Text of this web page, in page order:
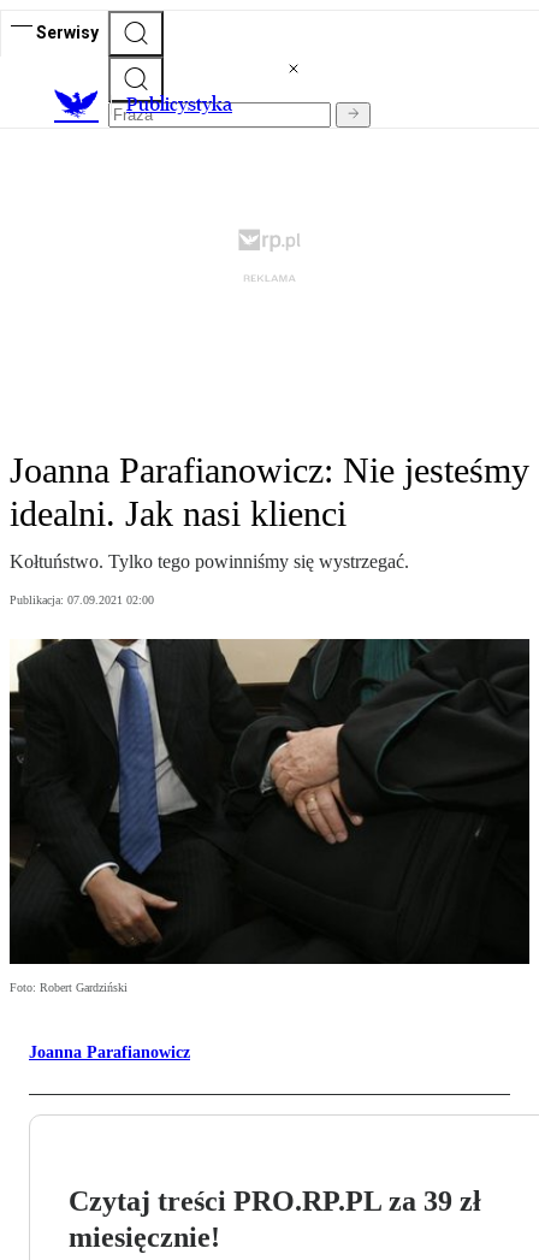
Serwisy
Publicystyka
Joanna Parafianowicz: Nie jesteśmy
idealni. Jak nasi klienci
Kołtuństwo. Tylko tego powinniśmy się wystrzegać.
Publikacja: 07.09.2021 02:00
Foto: Robert Gardziński
Joanna Parafianowicz
Czytaj treści PRO.RP.PL za 39 zł
miesięcznie!